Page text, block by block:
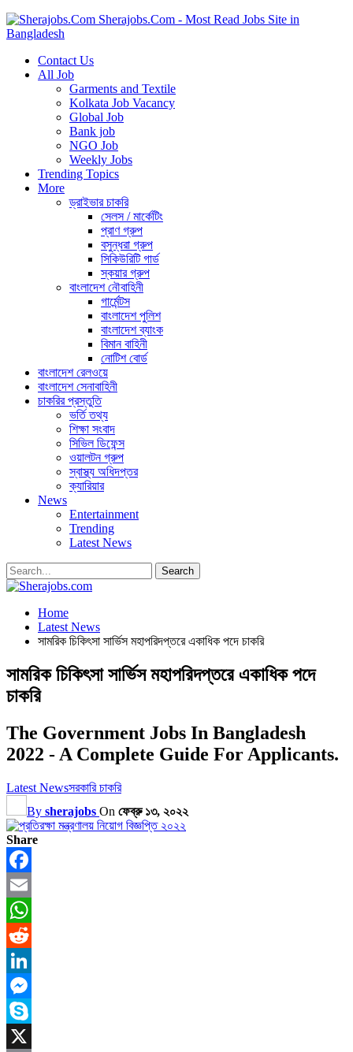
Sherajobs.Com - Most Read Jobs Site in
Bangladesh
Contact Us
All Job
Garments and Textile
Kolkata Job Vacancy
Global Job
Bank job
NGO Job
Weekly Jobs
Trending Topics
More
ড্রাইভার চাকরি
সেলস / মার্কেটিং
প্রাণ গ্রুপ
বসুন্ধরা গ্রুপ
সিকিউরিটি গার্ড
স্কয়ার গ্রুপ
বাংলাদেশ নৌবাহিনী
গার্মেন্টস
বাংলাদেশ পুলিশ
বাংলাদেশ ব্যাংক
বিমান বাহিনী
নোটিশ বোর্ড
বাংলাদেশ রেলওয়ে
বাংলাদেশ সেনাবাহিনী
চাকরির প্রস্তুতি
ভর্তি তথ্য
শিক্ষা সংবাদ
সিভিল ডিফেন্স
ওয়ালটন গ্রুপ
স্বাস্থ্য অধিদপ্তর
ক্যারিয়ার
News
Entertainment
Trending
Latest News
Home
Latest News
সামরিক চিকিৎসা সার্ভিস মহাপরিদপ্তরে একাধিক পদে চাকরি
সামরিক চিকিৎসা সার্ভিস মহাপরিদপ্তরে একাধিক পদে
চাকরি
The Government Jobs In Bangladesh
2022 - A Complete Guide For Applicants.
Latest Newsসরকারি চাকরি
By sherajobs On ফেব্রু ১৩, ২০২২
Share
Facebook
Email
WhatsApp
Reddit
LinkedIn
Messenger
Skype